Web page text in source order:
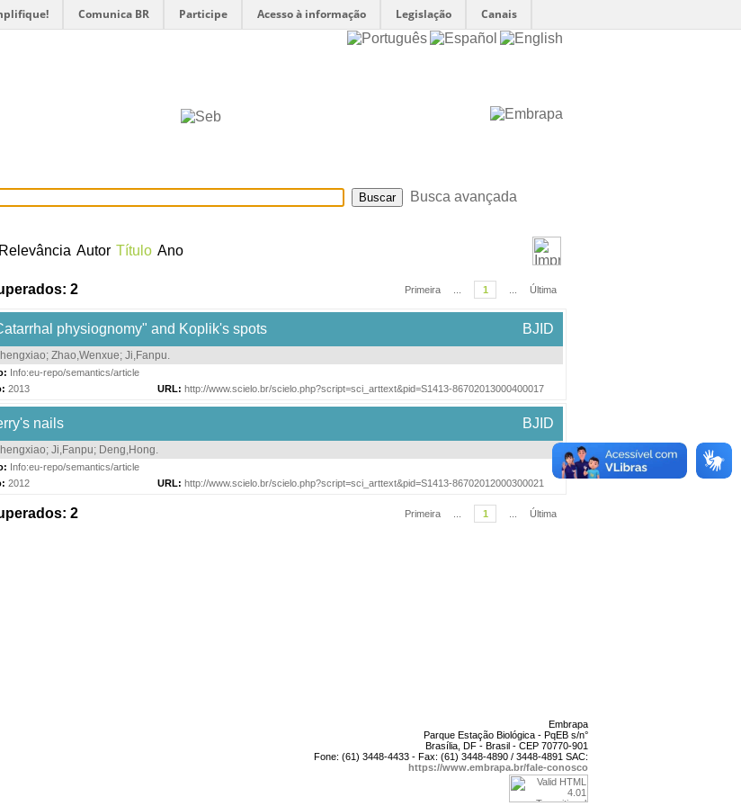
Comunica BR Participe Acesso à informação Legislação Canais
Busca avançada
Relevância Autor Título Ano
2 Primeira 1 Última
physiognomy" and Koplik's spots BJID
; Zhao,Wenxue; Ji,Fanpu.
Info:eu-repo/semantics/article
2013 URL: http://www.scielo.br/scielo.php?script=sci_arttext&pid=S1413-86702013000400017
nails BJID
; Ji,Fanpu; Deng,Hong.
Info:eu-repo/semantics/article
2012 URL: http://www.scielo.br/scielo.php?script=sci_arttext&pid=S1413-86702012000300021
2 Primeira 1 Última
Embrapa
Parque Estação Biológica - PqEB s/n°
Brasília, DF - Brasil - CEP 70770-901
Fone: (61) 3448-4433 - Fax: (61) 3448-4890 / 3448-4891 SAC:
https://www.embrapa.br/fale-conosco